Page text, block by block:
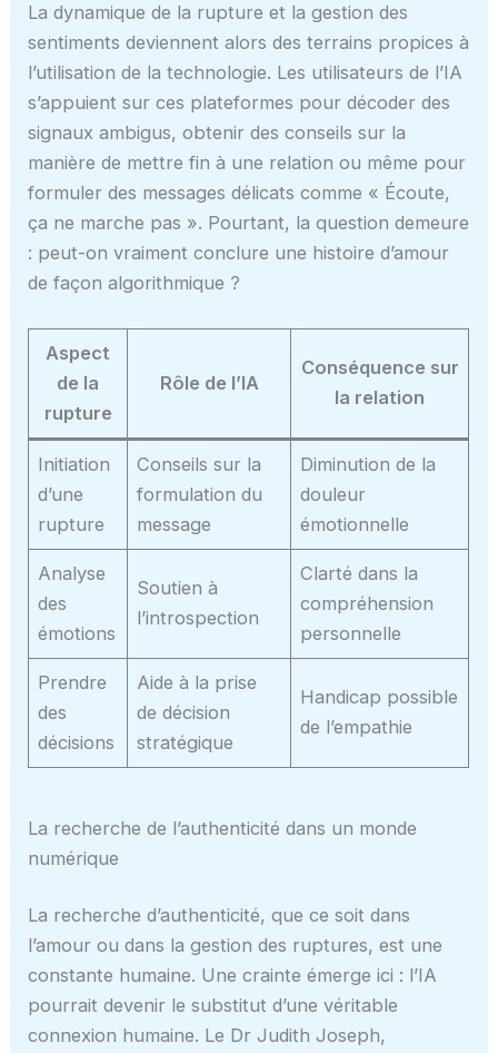
La dynamique de la rupture et la gestion des
sentiments deviennent alors des terrains propices à
l’utilisation de la technologie. Les utilisateurs de l’IA
s’appuient sur ces plateformes pour décoder des
signaux ambigus, obtenir des conseils sur la
manière de mettre fin à une relation ou même pour
formuler des messages délicats comme « Écoute,
ça ne marche pas ». Pourtant, la question demeure
: peut-on vraiment conclure une histoire d’amour
de façon algorithmique ?
Aspect
de la
rupture
Rôle de l’IA
Conséquence sur
la relation
Initiation
d’une
rupture
Conseils sur la
formulation du
message
Diminution de la
douleur
émotionnelle
Analyse
des
émotions
Soutien à
l’introspection
Clarté dans la
compréhension
personnelle
Prendre
des
décisions
Aide à la prise
de décision
stratégique
Handicap possible
de l’empathie
La recherche de l’authenticité dans un monde
numérique
La recherche d’authenticité, que ce soit dans
l’amour ou dans la gestion des ruptures, est une
constante humaine. Une crainte émerge ici : l’IA
pourrait devenir le substitut d’une véritable
connexion humaine. Le Dr Judith Joseph,